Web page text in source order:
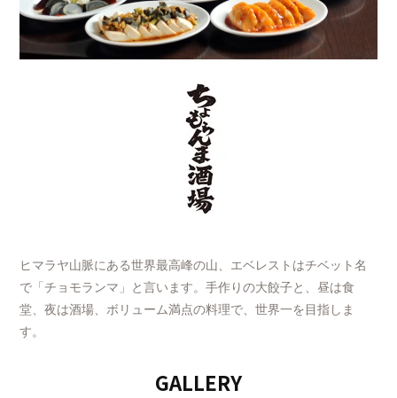
ヒマラヤ山脈にある世界最高峰の山、エベレストはチベット名
で「チョモランマ」と言います。手作りの大餃子と、昼は食
堂、夜は酒場、ボリューム満点の料理で、世界一を目指しま
す。
GALLERY